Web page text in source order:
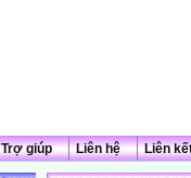
Trợ giúp Liên hệ Liên